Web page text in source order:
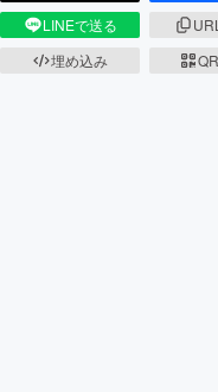
LINEで送る
埋め込み